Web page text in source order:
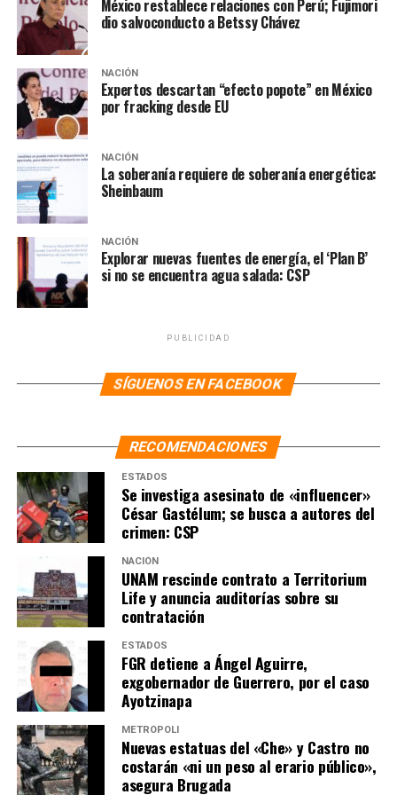
si fuera una persona consecuente, ya que incluso desde
2023 este sostuvo que las pensiones eran una “bomba de
tiempo” que el expresidente Andrés Manuel López
Obrador (AMLO) dejaría a los siguientes gobiernos
porque carecía de un mecanismo sostenible de
financiamiento.
NOTAS RELACIONADAS:
GABRIEL QUADRI
LA HOGUERA MÉXICO
NOTICIAS
PENSIÓN PARA ADULTOS MAYORES
SIGUIENTE
Rodríguez Mondragón propone revocar y repetir
convocatoria de elección judicial e insaculación que
definió cargos a votarse
NO TE PIERDAS
Trump cumple amenaza de fracking
México restablece relaciones con Perú; Fujimori
dio salvoconducto a Betssy Chávez
NACIÓN
Expertos descartan “efecto popote” en México
por fracking desde EU
NACIÓN
La soberanía requiere de soberanía energética:
Sheinbaum
NACIÓN
Explorar nuevas fuentes de energía, el ‘Plan B’
si no se encuentra agua salada: CSP
PUBLICIDAD
SÍGUENOS EN FACEBOOK
RECOMENDACIONES
ESTADOS
Se investiga asesinato de «influencer»
César Gastélum; se busca a autores del
crimen: CSP
NACIÓN
UNAM rescinde contrato a Territorium
Life y anuncia auditorías sobre su
contratación
ESTADOS
FGR detiene a Ángel Aguirre,
exgobernador de Guerrero, por el caso
Ayotzinapa
METRÓPOLI
Nuevas estatuas del «Che» y Castro no
costarán «ni un peso al erario público»,
asegura Brugada